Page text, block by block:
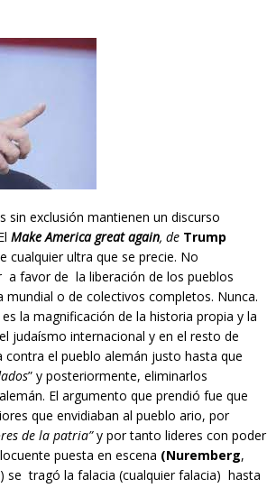
sin exclusión mantienen un discurso
Make America great again, de Trump
cualquier ultra que se precie. No
a favor de la liberación de los pueblos
o de colectivos completos. Nunca.
la magnificación de la historia propia y la
judaísmo internacional y en el resto de
contra el pueblo alemán justo hasta que
” y posteriormente, eliminarlos
El argumento que prendió fue que
que envidiaban al pueblo ario, por
de la patria”y por tanto lideres con poder
puesta en escena (Nuremberg,
se tragó la falacia (cualquier falacia) hasta